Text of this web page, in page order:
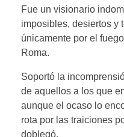
​Fue un visionario
imposibles, desiertos y
únicamente por el
Roma.
Soportó la
de aquellos a los que
aunque el ocaso lo
rota por las traiciones
doblegó.